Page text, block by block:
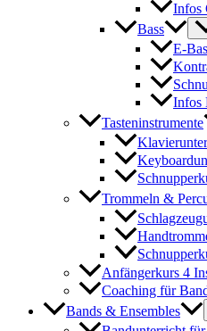
Infos
Bass
E-
Infos
Tasteninstrumente
Trommeln &
Anfängerkurs 4
Coaching für
Bands & Ensembles